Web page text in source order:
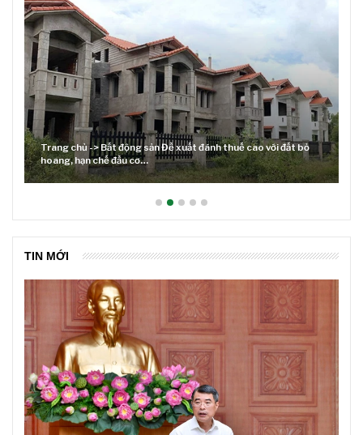
cao với đất bỏ
Lãi suất neo cao và cuộc tái cơ cấu trên thị
TIN MỚI